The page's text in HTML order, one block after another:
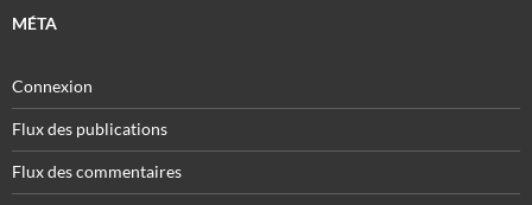
MÉTA
Connexion
Flux des publications
Flux des commentaires